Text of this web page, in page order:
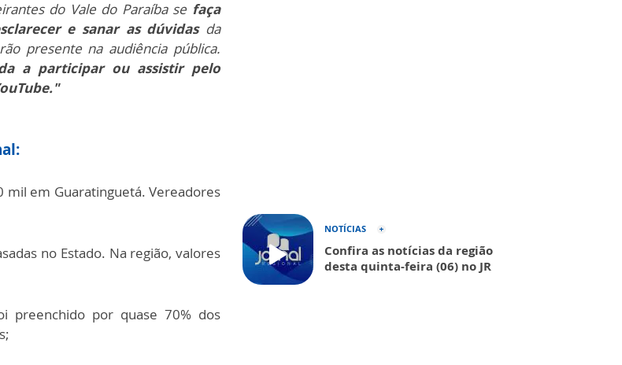
do Vale do Paraíba se faça
e sanar as dúvidasda
presente na audiência pública.
a participar ou assistir pelo
em Guaratinguetá. Vereadores
no Estado. Na região, valores
preenchido por quase 70% dos
NOTÍCIAS
Confira as notícias da região
desta quinta-feira (06) no JR